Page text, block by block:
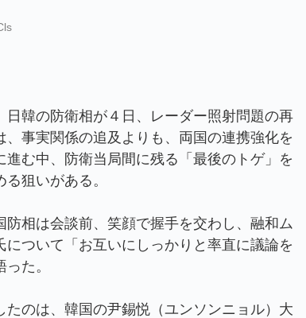
韓の防衛相が４日、レーダー照射問題の再
事実関係の追及よりも、両国の連携強化を
む中、防衛当局間に残る「最後のトゲ」を
狙いがある。
相は会談前、笑顔で握手を交わし、融和ム
ついて「お互いにしっかりと率直に議論を
た。
のは、韓国の尹錫悦（ユンソンニョル）大